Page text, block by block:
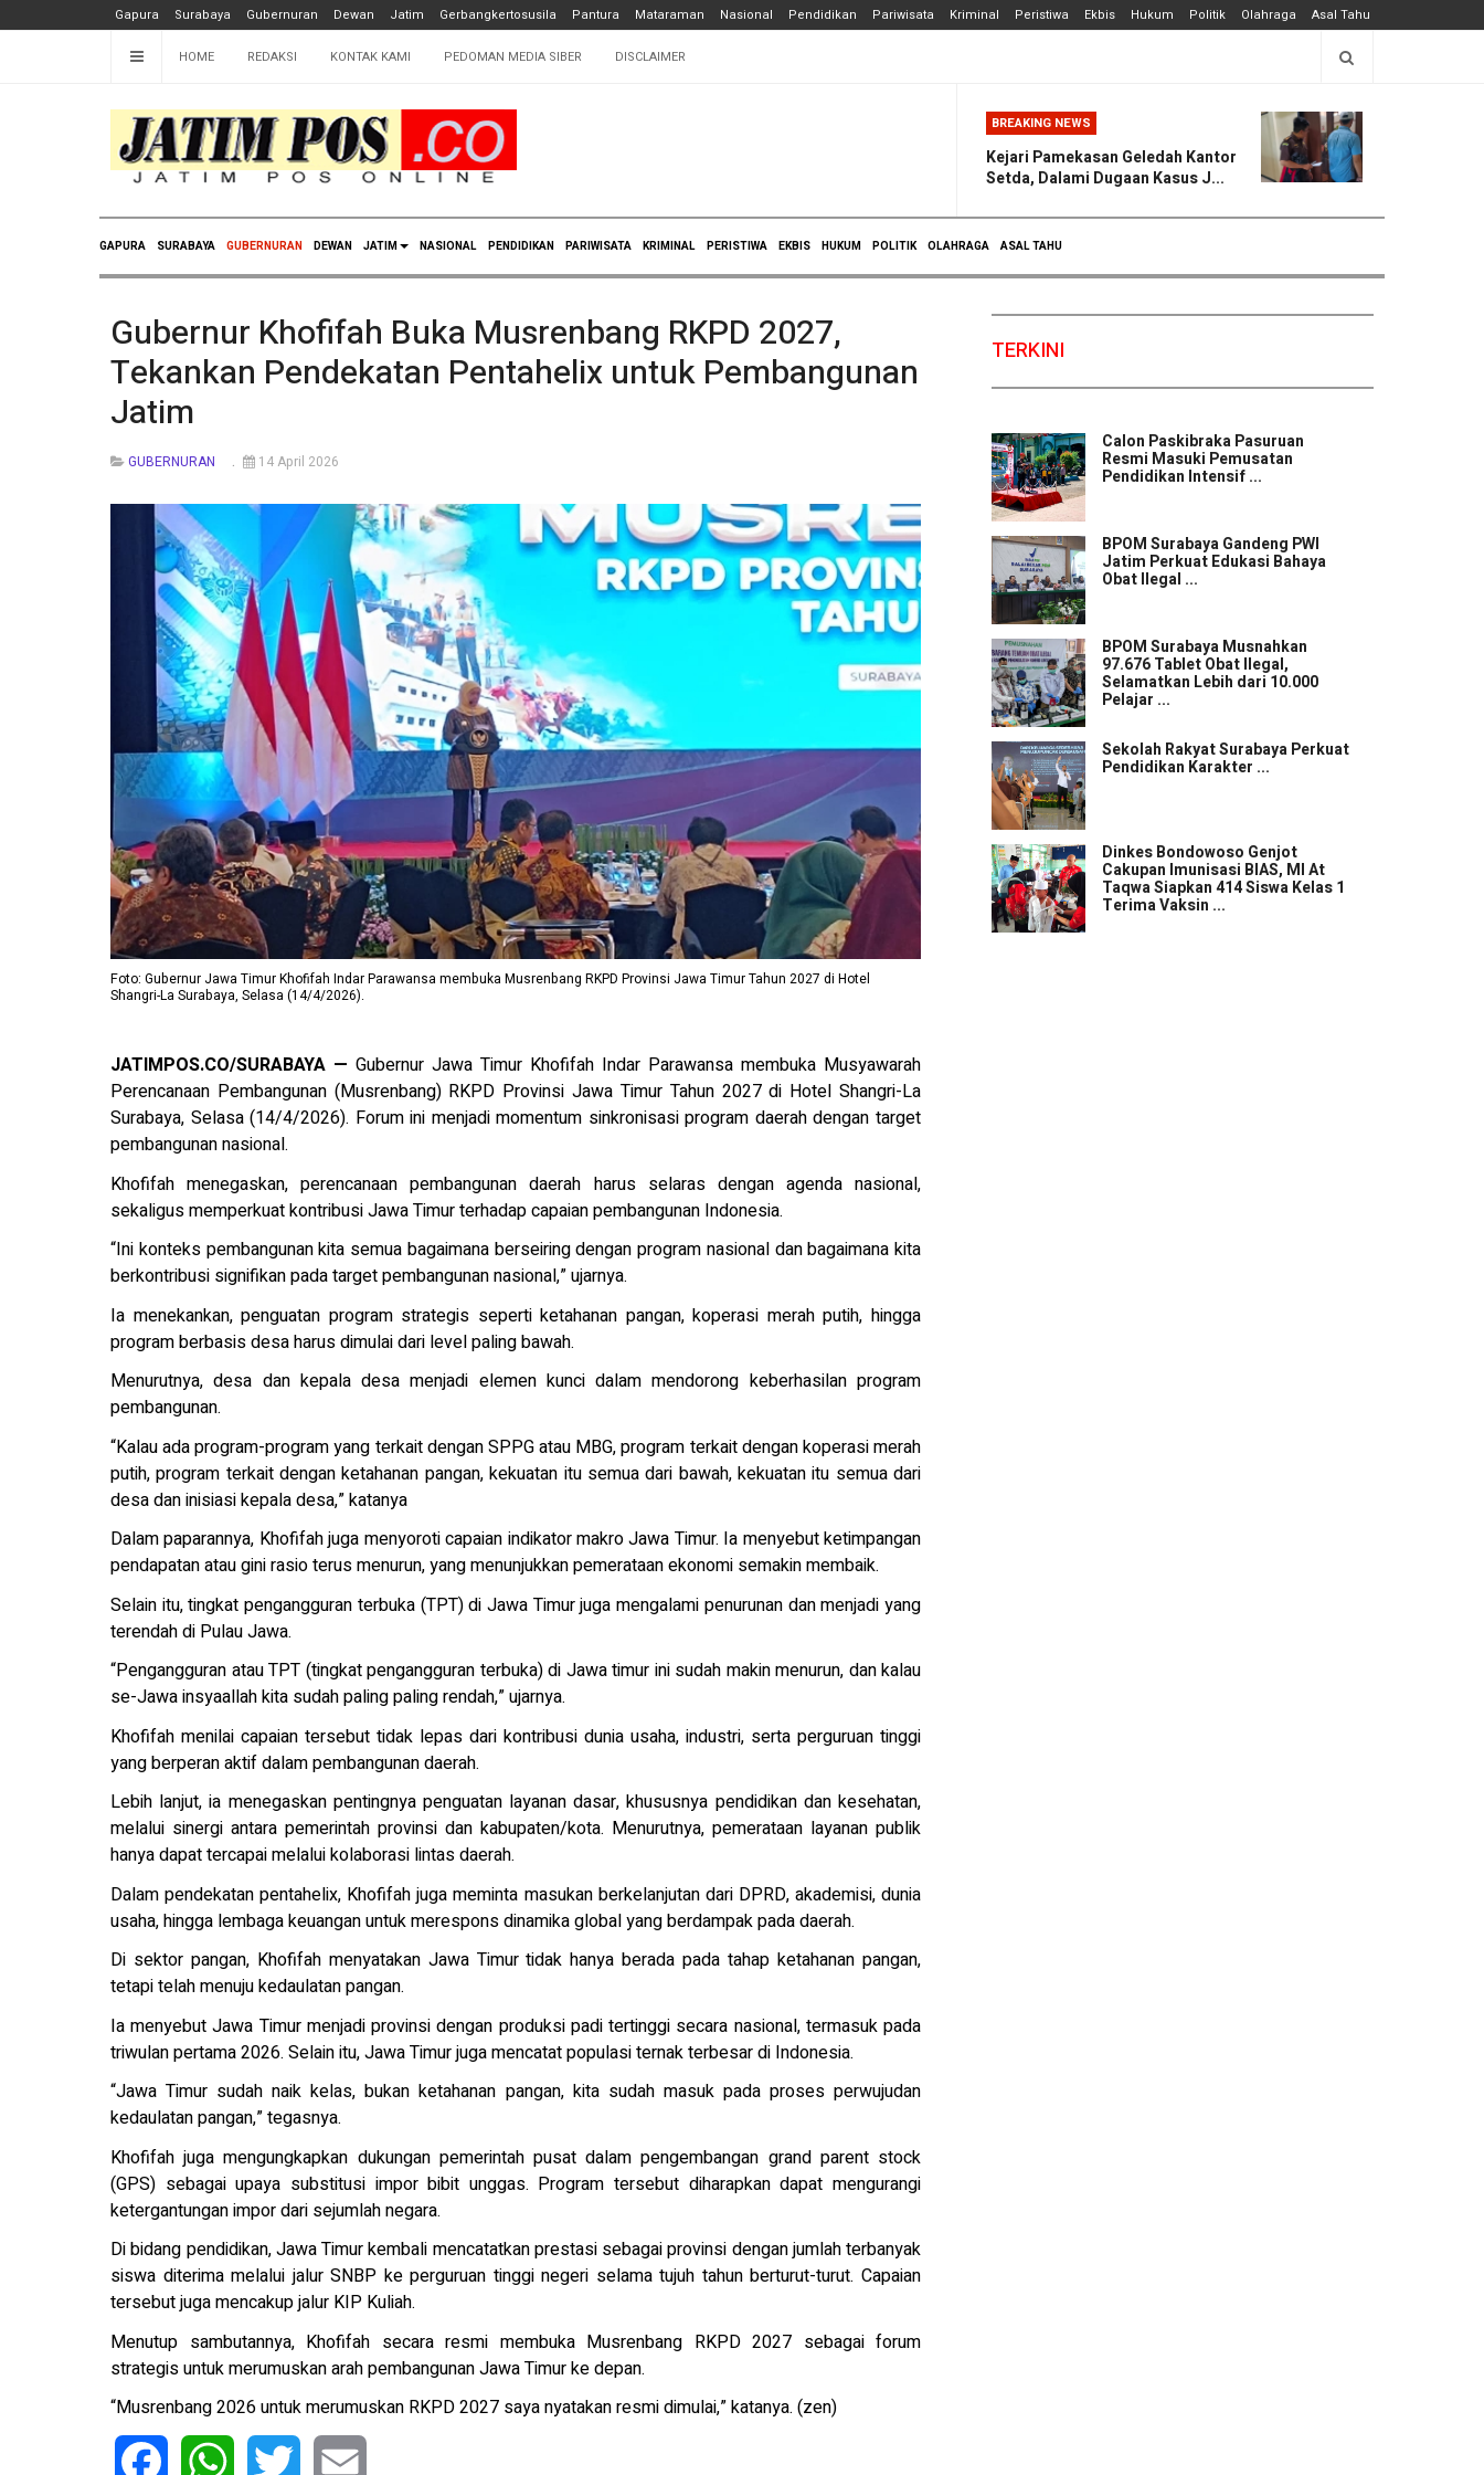
Gapura Surabaya Gubernuran Dewan Jatim Gerbangkertosusila Pantura Mataraman Nasional Pendidikan Pariwisata Kriminal Peristiwa Ekbis Hukum Politik Olahraga Asal Tahu
HOME REDAKSI KONTAK KAMI PEDOMAN MEDIA SIBER DISCLAIMER
BREAKING NEWS
Kejari Pamekasan Geledah Kantor
Setda, Dalami Dugaan Kasus J...
GAPURA SURABAYA GUBERNURAN DEWAN JATIM NASIONAL PENDIDIKAN PARIWISATA KRIMINAL PERISTIWA EKBIS HUKUM POLITIK OLAHRAGA ASAL TAHU
Gubernur Khofifah Buka Musrenbang RKPD 2027,
Tekankan Pendekatan Pentahelix untuk Pembangunan
Jatim
GUBERNURAN 14 April 2026
Foto: Gubernur Jawa Timur Khofifah Indar Parawansa membuka Musrenbang RKPD Provinsi Jawa Timur Tahun 2027 di Hotel
Shangri-La Surabaya, Selasa (14/4/2026).
JATIMPOS.CO/SURABAYA — Gubernur Jawa Timur Khofifah Indar Parawansa membuka Musyawarah
Perencanaan Pembangunan (Musrenbang) RKPD Provinsi Jawa Timur Tahun 2027 di Hotel Shangri-La
Surabaya, Selasa (14/4/2026). Forum ini menjadi momentum sinkronisasi program daerah dengan target
pembangunan nasional.
Khofifah menegaskan, perencanaan pembangunan daerah harus selaras dengan agenda nasional,
sekaligus memperkuat kontribusi Jawa Timur terhadap capaian pembangunan Indonesia.
“Ini konteks pembangunan kita semua bagaimana berseiring dengan program nasional dan bagaimana kita
berkontribusi signifikan pada target pembangunan nasional,” ujarnya.
Ia menekankan, penguatan program strategis seperti ketahanan pangan, koperasi merah putih, hingga
program berbasis desa harus dimulai dari level paling bawah.
Menurutnya, desa dan kepala desa menjadi elemen kunci dalam mendorong keberhasilan program
pembangunan.
“Kalau ada program-program yang terkait dengan SPPG atau MBG, program terkait dengan koperasi merah
putih, program terkait dengan ketahanan pangan, kekuatan itu semua dari bawah, kekuatan itu semua dari
desa dan inisiasi kepala desa,” katanya
Dalam paparannya, Khofifah juga menyoroti capaian indikator makro Jawa Timur. Ia menyebut ketimpangan
pendapatan atau gini rasio terus menurun, yang menunjukkan pemerataan ekonomi semakin membaik.
Selain itu, tingkat pengangguran terbuka (TPT) di Jawa Timur juga mengalami penurunan dan menjadi yang
terendah di Pulau Jawa.
“Pengangguran atau TPT (tingkat pengangguran terbuka) di Jawa timur ini sudah makin menurun, dan kalau
se-Jawa insyaallah kita sudah paling paling rendah,” ujarnya.
Khofifah menilai capaian tersebut tidak lepas dari kontribusi dunia usaha, industri, serta perguruan tinggi
yang berperan aktif dalam pembangunan daerah.
Lebih lanjut, ia menegaskan pentingnya penguatan layanan dasar, khususnya pendidikan dan kesehatan,
melalui sinergi antara pemerintah provinsi dan kabupaten/kota. Menurutnya, pemerataan layanan publik
hanya dapat tercapai melalui kolaborasi lintas daerah.
Dalam pendekatan pentahelix, Khofifah juga meminta masukan berkelanjutan dari DPRD, akademisi, dunia
usaha, hingga lembaga keuangan untuk merespons dinamika global yang berdampak pada daerah.
Di sektor pangan, Khofifah menyatakan Jawa Timur tidak hanya berada pada tahap ketahanan pangan,
tetapi telah menuju kedaulatan pangan.
Ia menyebut Jawa Timur menjadi provinsi dengan produksi padi tertinggi secara nasional, termasuk pada
triwulan pertama 2026. Selain itu, Jawa Timur juga mencatat populasi ternak terbesar di Indonesia.
“Jawa Timur sudah naik kelas, bukan ketahanan pangan, kita sudah masuk pada proses perwujudan
kedaulatan pangan,” tegasnya.
Khofifah juga mengungkapkan dukungan pemerintah pusat dalam pengembangan grand parent stock
(GPS) sebagai upaya substitusi impor bibit unggas. Program tersebut diharapkan dapat mengurangi
ketergantungan impor dari sejumlah negara.
Di bidang pendidikan, Jawa Timur kembali mencatatkan prestasi sebagai provinsi dengan jumlah terbanyak
siswa diterima melalui jalur SNBP ke perguruan tinggi negeri selama tujuh tahun berturut-turut. Capaian
tersebut juga mencakup jalur KIP Kuliah.
Menutup sambutannya, Khofifah secara resmi membuka Musrenbang RKPD 2027 sebagai forum
strategis untuk merumuskan arah pembangunan Jawa Timur ke depan.
“Musrenbang 2026 untuk merumuskan RKPD 2027 saya nyatakan resmi dimulai,” katanya. (zen)
TERKINI
Calon Paskibraka Pasuruan
Resmi Masuki Pemusatan
Pendidikan Intensif ...
BPOM Surabaya Gandeng PWI
Jatim Perkuat Edukasi Bahaya
Obat Ilegal ...
BPOM Surabaya Musnahkan
97.676 Tablet Obat Ilegal,
Selamatkan Lebih dari 10.000
Pelajar ...
Sekolah Rakyat Surabaya Perkuat
Pendidikan Karakter ...
Dinkes Bondowoso Genjot
Cakupan Imunisasi BIAS, MI At
Taqwa Siapkan 414 Siswa Kelas 1
Terima Vaksin ...